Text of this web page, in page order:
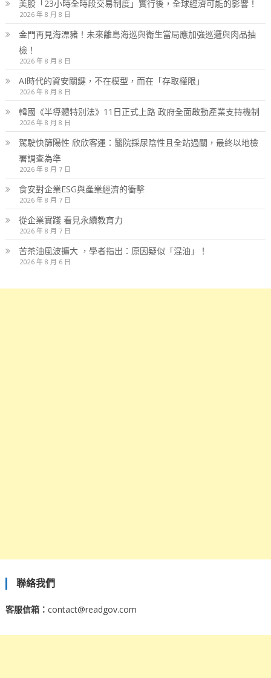
美股「23小時全時段交易制度」實行後，全球經濟可能的影響！
2026 年 8 月 8 日
金門再見海漂豬！未來離島海巡與衛生當局應加強巡邏與肉品抽
檢！
2026 年 8 月 8 日
AI時代的資安關鍵，不在模型，而在「存取權限」
2026 年 8 月 8 日
韓國《半導體特別法》11日正式上路 政府全面啟動產業支持機制
2026 年 8 月 8 日
駕駛快篩陽性 欣欣客運：醫院採尿陰性且全站過關，最終以地檢
署調查為準
2026 年 8 月 7 日
食安對企業ESG與產業經濟的衝擊
2026 年 8 月 7 日
從企業實踐 看見永續教育力
2026 年 8 月 7 日
苦茶油風波擴大 ，學者指出：原因疑似「混油」！
2026 年 8 月 6 日
聯絡我們
客服信箱： contact@readgov.com